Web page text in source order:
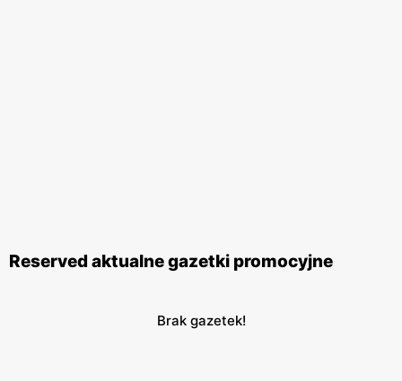
Reserved aktualne gazetki promocyjne
Brak gazetek!